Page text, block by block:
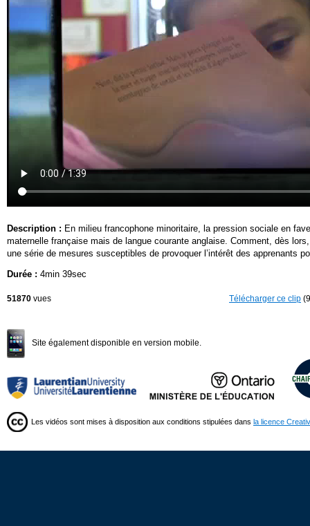
Description : En milieu francophone minoritaire, la pression sociale en
maternelle française mais de langue courante anglaise. Comment, dès
une série de mesures susceptibles de provoquer l’intérêt des apprenants
Durée : 4min 39sec
51870 vues Télécharger ce clip
Site également disponible en version mobile.
Les vidéos sont mises à disposition aux conditions stipulées dans la licence